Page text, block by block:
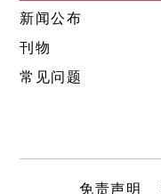
新闻公布
刊物
常见问题
免责声明